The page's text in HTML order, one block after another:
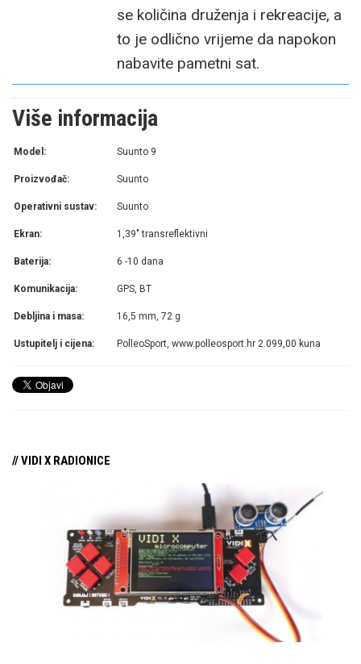
se količina druženja i rekreacije, a
to je odlično vrijeme da napokon
nabavite pametni sat.
Više informacija
Model: Suunto 9
Proizvođač: Suunto
Operativni sustav: Suunto
Ekran: 1,39" transreflektivni
Baterija: 6 -10 dana
Komunikacija: GPS, BT
Debljina i masa: 16,5 mm, 72 g
Ustupitelj i cijena: PolleoSport, www.polleosport.hr 2.099,00 kuna
// VIDI X RADIONICE